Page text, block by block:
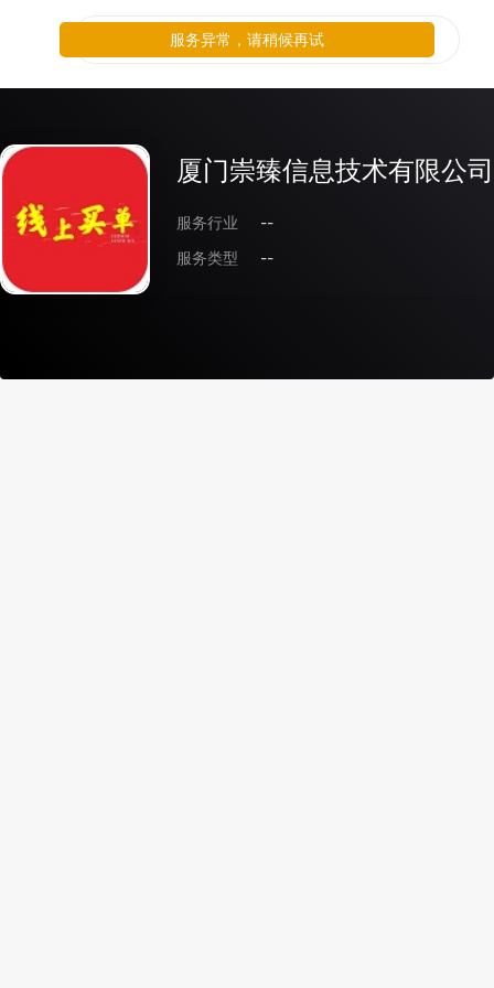
厦门崇臻信息技术有限公司
服务行业
--
服务类型
--
服务异常，请稍候再试